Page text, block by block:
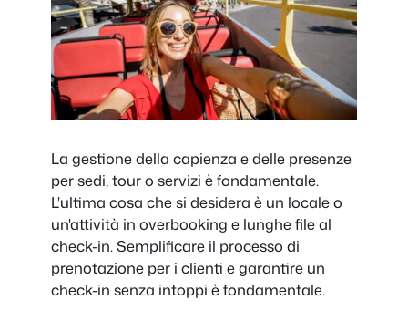
La gestione della capienza e delle presenze
per sedi, tour o servizi è fondamentale.
L'ultima cosa che si desidera è un locale o
un'attività in overbooking e lunghe file al
check-in. Semplificare il processo di
prenotazione per i clienti e garantire un
check-in senza intoppi è fondamentale.